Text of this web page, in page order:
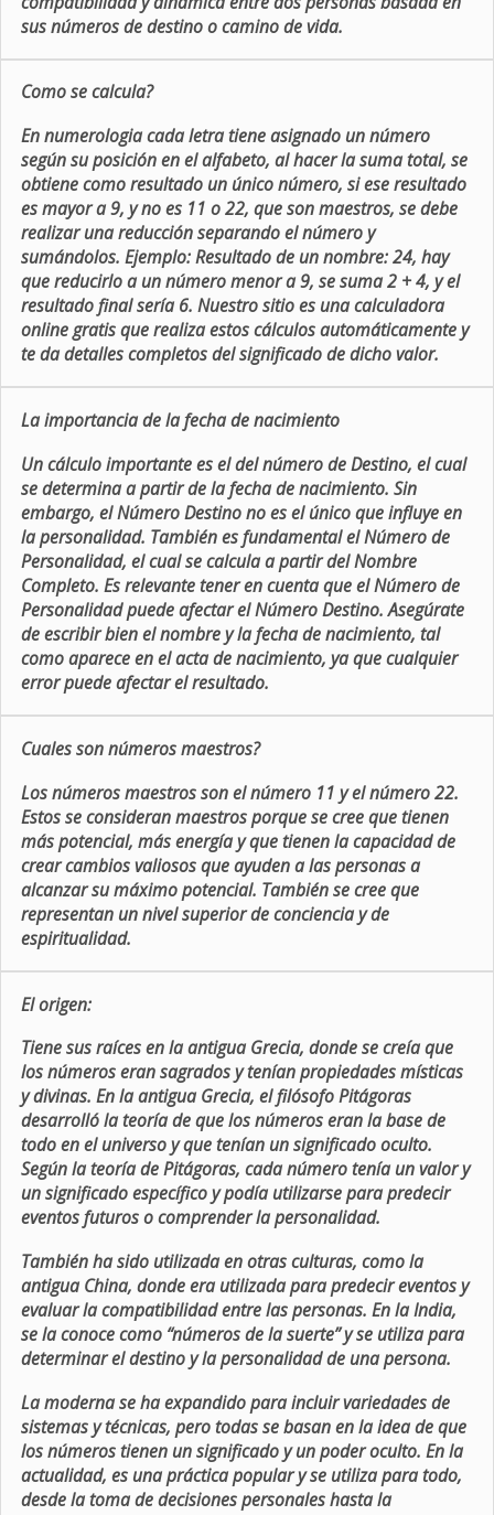
sus números de destino o camino de vida.
Como se calcula?
En numerologia cada letra tiene asignado un número
según su posición en el alfabeto, al hacer la suma total, se
obtiene como resultado un único número, si ese resultado
es mayor a 9, y no es 11 o 22, que son maestros, se debe
realizar una reducción separando el número y
sumándolos. Ejemplo: Resultado de un nombre: 24, hay
que reducirlo a un número menor a 9, se suma 2 + 4, y el
resultado final sería 6. Nuestro sitio es una calculadora
online gratis que realiza estos cálculos automáticamente y
te da detalles completos del significado de dicho valor.
La importancia de la fecha de nacimiento
Un cálculo importante es el del número de Destino, el cual
se determina a partir de la fecha de nacimiento. Sin
embargo, el Número Destino no es el único que influye en
la personalidad. También es fundamental el Número de
Personalidad, el cual se calcula a partir del Nombre
Completo. Es relevante tener en cuenta que el Número de
Personalidad puede afectar el Número Destino. Asegúrate
de escribir bien el nombre y la fecha de nacimiento, tal
como aparece en el acta de nacimiento, ya que cualquier
error puede afectar el resultado.
Cuales son números maestros?
Los números maestros son el número 11 y el número 22.
Estos se consideran maestros porque se cree que tienen
más potencial, más energía y que tienen la capacidad de
crear cambios valiosos que ayuden a las personas a
alcanzar su máximo potencial. También se cree que
representan un nivel superior de conciencia y de
espiritualidad.
El origen:
Tiene sus raíces en la antigua Grecia, donde se creía que
los números eran sagrados y tenían propiedades místicas
y divinas. En la antigua Grecia, el filósofo Pitágoras
desarrolló la teoría de que los números eran la base de
todo en el universo y que tenían un significado oculto.
Según la teoría de Pitágoras, cada número tenía un valor y
un significado específico y podía utilizarse para predecir
eventos futuros o comprender la personalidad.
También ha sido utilizada en otras culturas, como la
antigua China, donde era utilizada para predecir eventos y
evaluar la compatibilidad entre las personas. En la India,
se la conoce como “números de la suerte” y se utiliza para
determinar el destino y la personalidad de una persona.
La moderna se ha expandido para incluir variedades de
sistemas y técnicas, pero todas se basan en la idea de que
los números tienen un significado y un poder oculto. En la
actualidad, es una práctica popular y se utiliza para todo,
desde la toma de decisiones personales hasta la